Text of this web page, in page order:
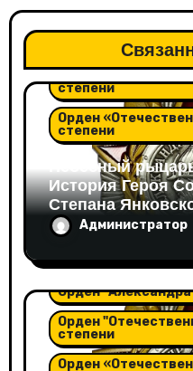
Орден
степени
Орден
степени
Небесный
История Героя
Степана
Администратор
Орден "Александра
Орден
степени
Орден